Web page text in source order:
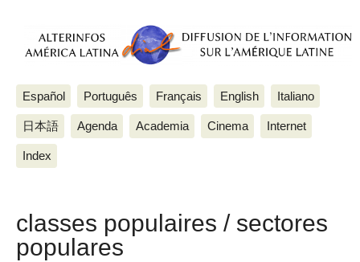
Español Português Français English Italiano
日本語 Agenda Academia Cinema Internet
Index
classes populaires / sectores
populares